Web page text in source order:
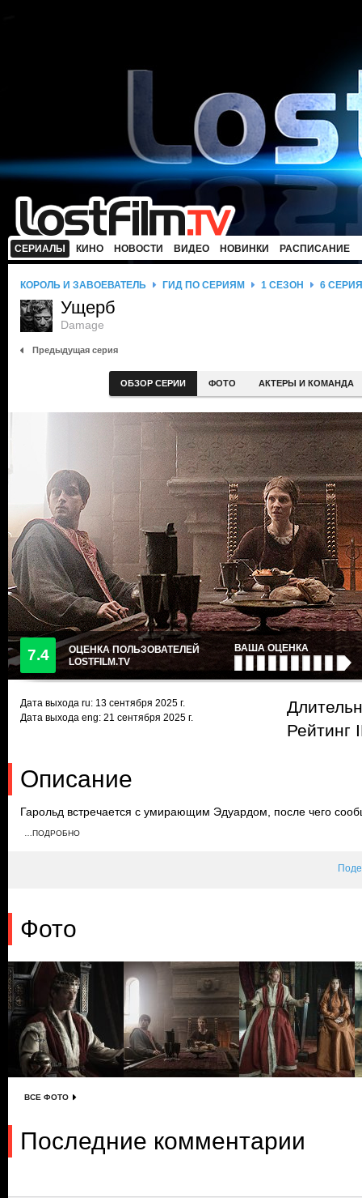
СЕРИАЛЫ КИНО НОВОСТИ ВИДЕО НОВИНКИ РАСПИСАНИЕ
КОРОЛЬ И ЗАВОЕВАТЕЛЬ ГИД ПО СЕРИЯМ 1 СЕЗОН 6 СЕРИЯ
Ущерб
Damage
Предыдущая серия
ОБЗОР СЕРИИ ФОТО АКТЕРЫ И КОМАНДА
7.4
ОЦЕНКА ПОЛЬЗОВАТЕЛЕЙ
LOSTFILM.TV
ВАША ОЦЕНКА
Дата выхода ru: 13 сентября 2025 г.
Дата выхода eng: 21 сентября 2025 г.
Рейтинг
Описание
Гарольд встречается с умирающим Эдуардом, после чего
Гарольда своим преемником. Тем временем Вильгельм
…ПОДРОБНО
Фото
ВСЕ ФОТО
Последние комментарии